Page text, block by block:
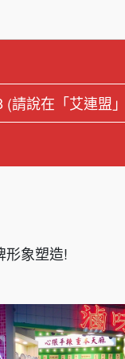
請說在「艾連盟
形象塑造!